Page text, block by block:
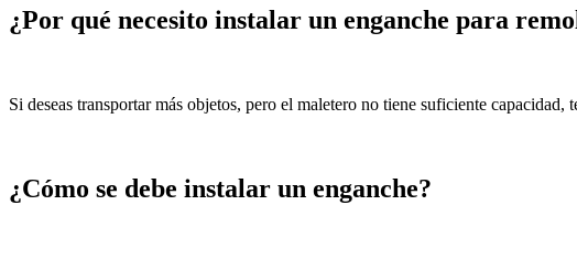
¿Por qué necesito instalar un enganche para
Si deseas transportar más objetos, pero el maletero no tiene suficiente capacidad,
¿Cómo se debe instalar un enganche?